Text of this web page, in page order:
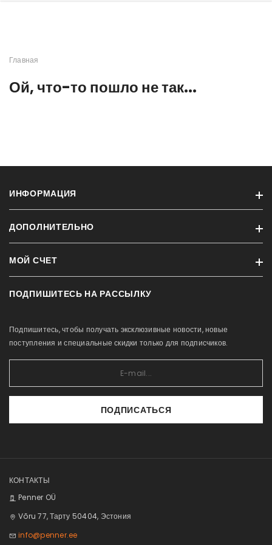
Главная
Ой, что-то пошло не так...
ИНФОРМАЦИЯ
Для заводчиков
Нашы магазины
Связаться с нами
Каталоги
ДОПОЛНИТЕЛЬНО
Бренды
Новые продукты
МОЙ СЧЕТ
Профиль
Приобретённые товары
Список желаний
ПОДПИШИТЕСЬ НА РАССЫЛКУ
Подпишитесь, чтобы получать эксклюзивные новости, новые
поступления и специальные скидки только для подписчиков.
ПОДПИСАТЬСЯ
КОНТАКТЫ
Penner OÜ
Võru 77, Тарту 50404, Эстония
info@penner.ee